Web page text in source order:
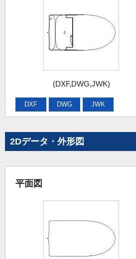
(DXF,DWG,JWK)
DXF DWG JWK
2Dデータ・外形図
平面図